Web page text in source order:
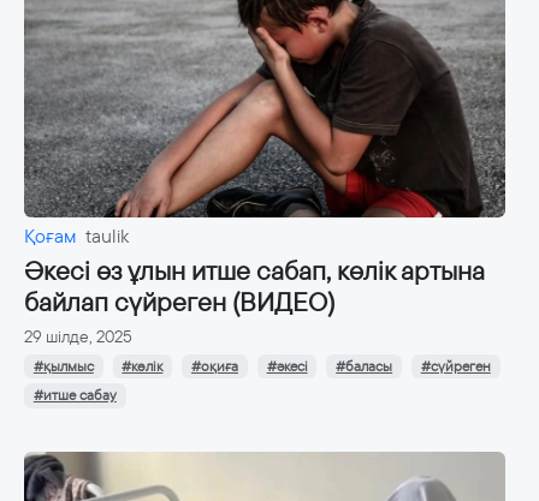
Қоғам taulik
Әкесі өз ұлын итше сабап, көлік артына
байлап сүйреген (ВИДЕО)
29 шілде, 2025
#қылмыс #көлік #оқиға #әкесі #баласы
#сүйреген
#итше сабау